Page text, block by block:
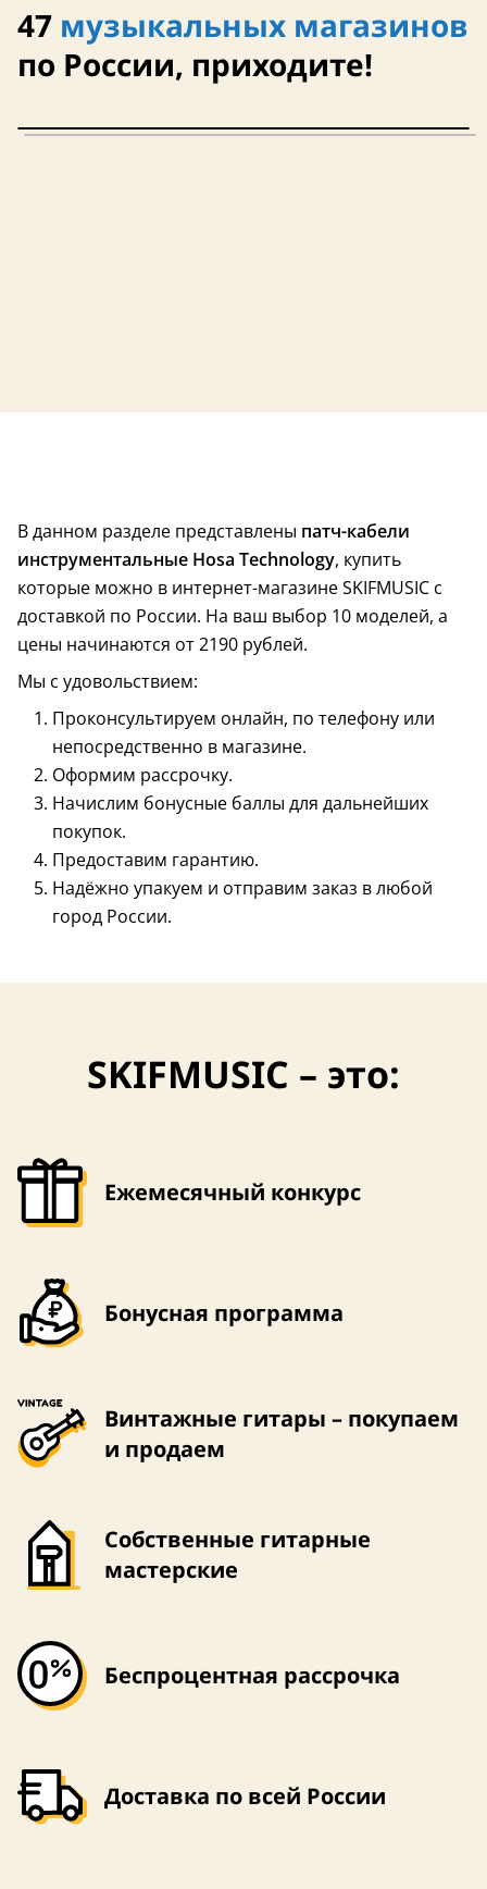
47 музыкальных магазинов
по России, приходите!
В данном разделе представлены патч-кабели
инструментальные Hosa Technology, купить
которые можно в интернет-магазине SKIFMUSIC с
доставкой по России. На ваш выбор 10 моделей, а
цены начинаются от 2190 рублей.
Мы с удовольствием:
Проконсультируем онлайн, по телефону или
непосредственно в магазине.
Оформим рассрочку.
Начислим бонусные баллы для дальнейших
покупок.
Предоставим гарантию.
Надёжно упакуем и отправим заказ в любой
город России.
SKIFMUSIC – это:
Ежемесячный конкурс
Бонусная программа
Винтажные гитары – покупаем
и продаем
Собственные гитарные
мастерские
Беспроцентная рассрочка
Доставка по всей России